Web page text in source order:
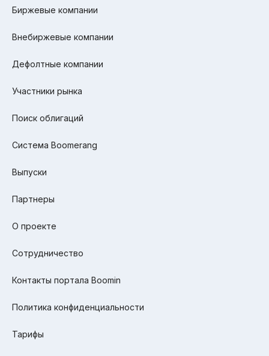
Биржевые компании
Внебиржевые компании
Дефолтные компании
Участники рынка
Поиск облигаций
Система Boomerang
Выпуски
Партнеры
О проекте
Сотрудничество
Контакты портала Boomin
Политика конфиденциальности
Тарифы